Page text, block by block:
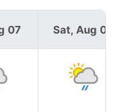
07 Sat, Aug 08